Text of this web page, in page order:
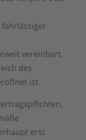
vereinbart,
des
ist.
erst